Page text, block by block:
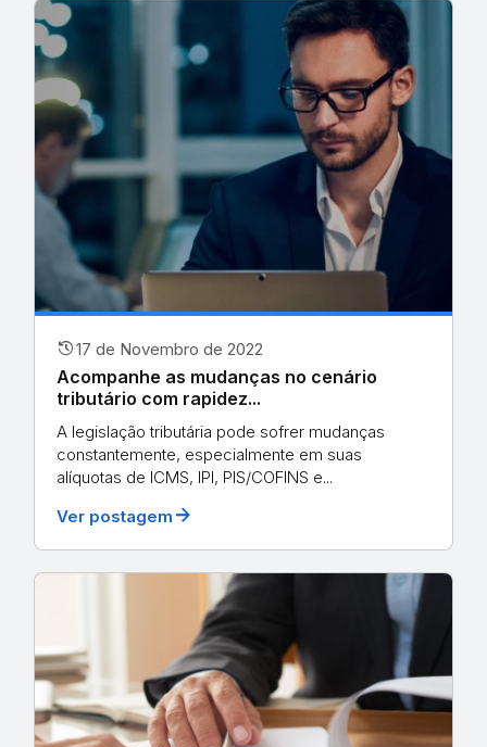
history17 de Novembro de 2022
Acompanhe as mudanças no cenário
tributário com rapidez...
A legislação tributária pode sofrer mudanças
constantemente, especialmente em suas
alíquotas de ICMS, IPI, PIS/COFINS e...
Ver postagem arrow_forward